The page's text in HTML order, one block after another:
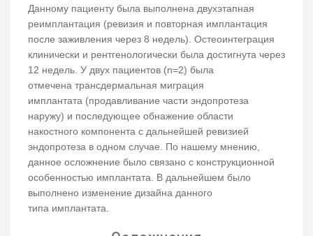
Данному пациенту была выполнена двухэтапная
реимплантация (ревизия и повторная имплантация
после заживления через 8 недель). Остеоинтеграция
клинически и рентгенологически была достигнута через
12 недель. У двух пациентов (n=2) была
отмечена трансдермальная миграция
имплантата (продавливание части эндопротеза
наружу) и последующее обнажение области
накостного компонента с дальнейшей ревизией
эндопротеза в одном случае. По нашему мнению,
данное осложнение было связано с конструкционной
особенностью имплантата. В дальнейшем было
выполнено изменение дизайна данного
типа имплантата.